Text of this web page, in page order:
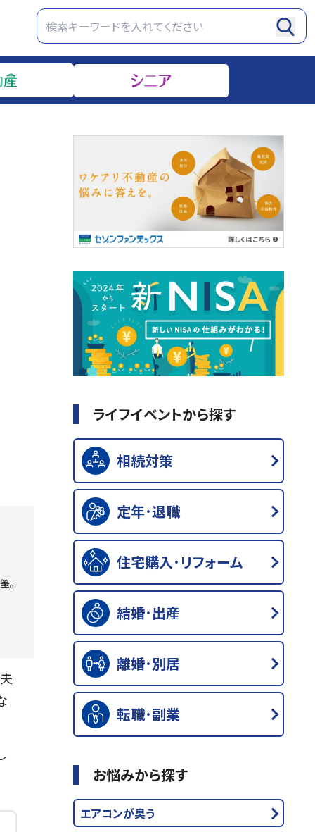
。
ライフイベントから探す
相続対策
定年･退職
住宅購入･リフォーム
結婚･出産
離婚･別居
転職･副業
お悩みから探す
エアコンが臭う